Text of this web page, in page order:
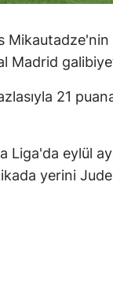
Mikautadze'nin
Madrid
21
eylül
yerini